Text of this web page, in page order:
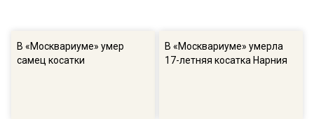
В «Москвариуме» умер
самец косатки
В «Москвариуме» умерла
17-летняя косатка Нарния